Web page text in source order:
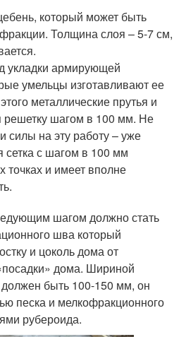
который может быть
Толщина слоя – 5-7 см,
укладки армирующей
умельцы изготавливают ее
металлические прутья и
решетку шагом в 100 мм. Не
силы на эту работу – уже
с шагом в 100 мм
точках и имеет вполне
шагом должно стать
шва который
и цоколь дома от
дома. Шириной
быть 100-150 мм, он
песка и мелкофракционного
рубероида.